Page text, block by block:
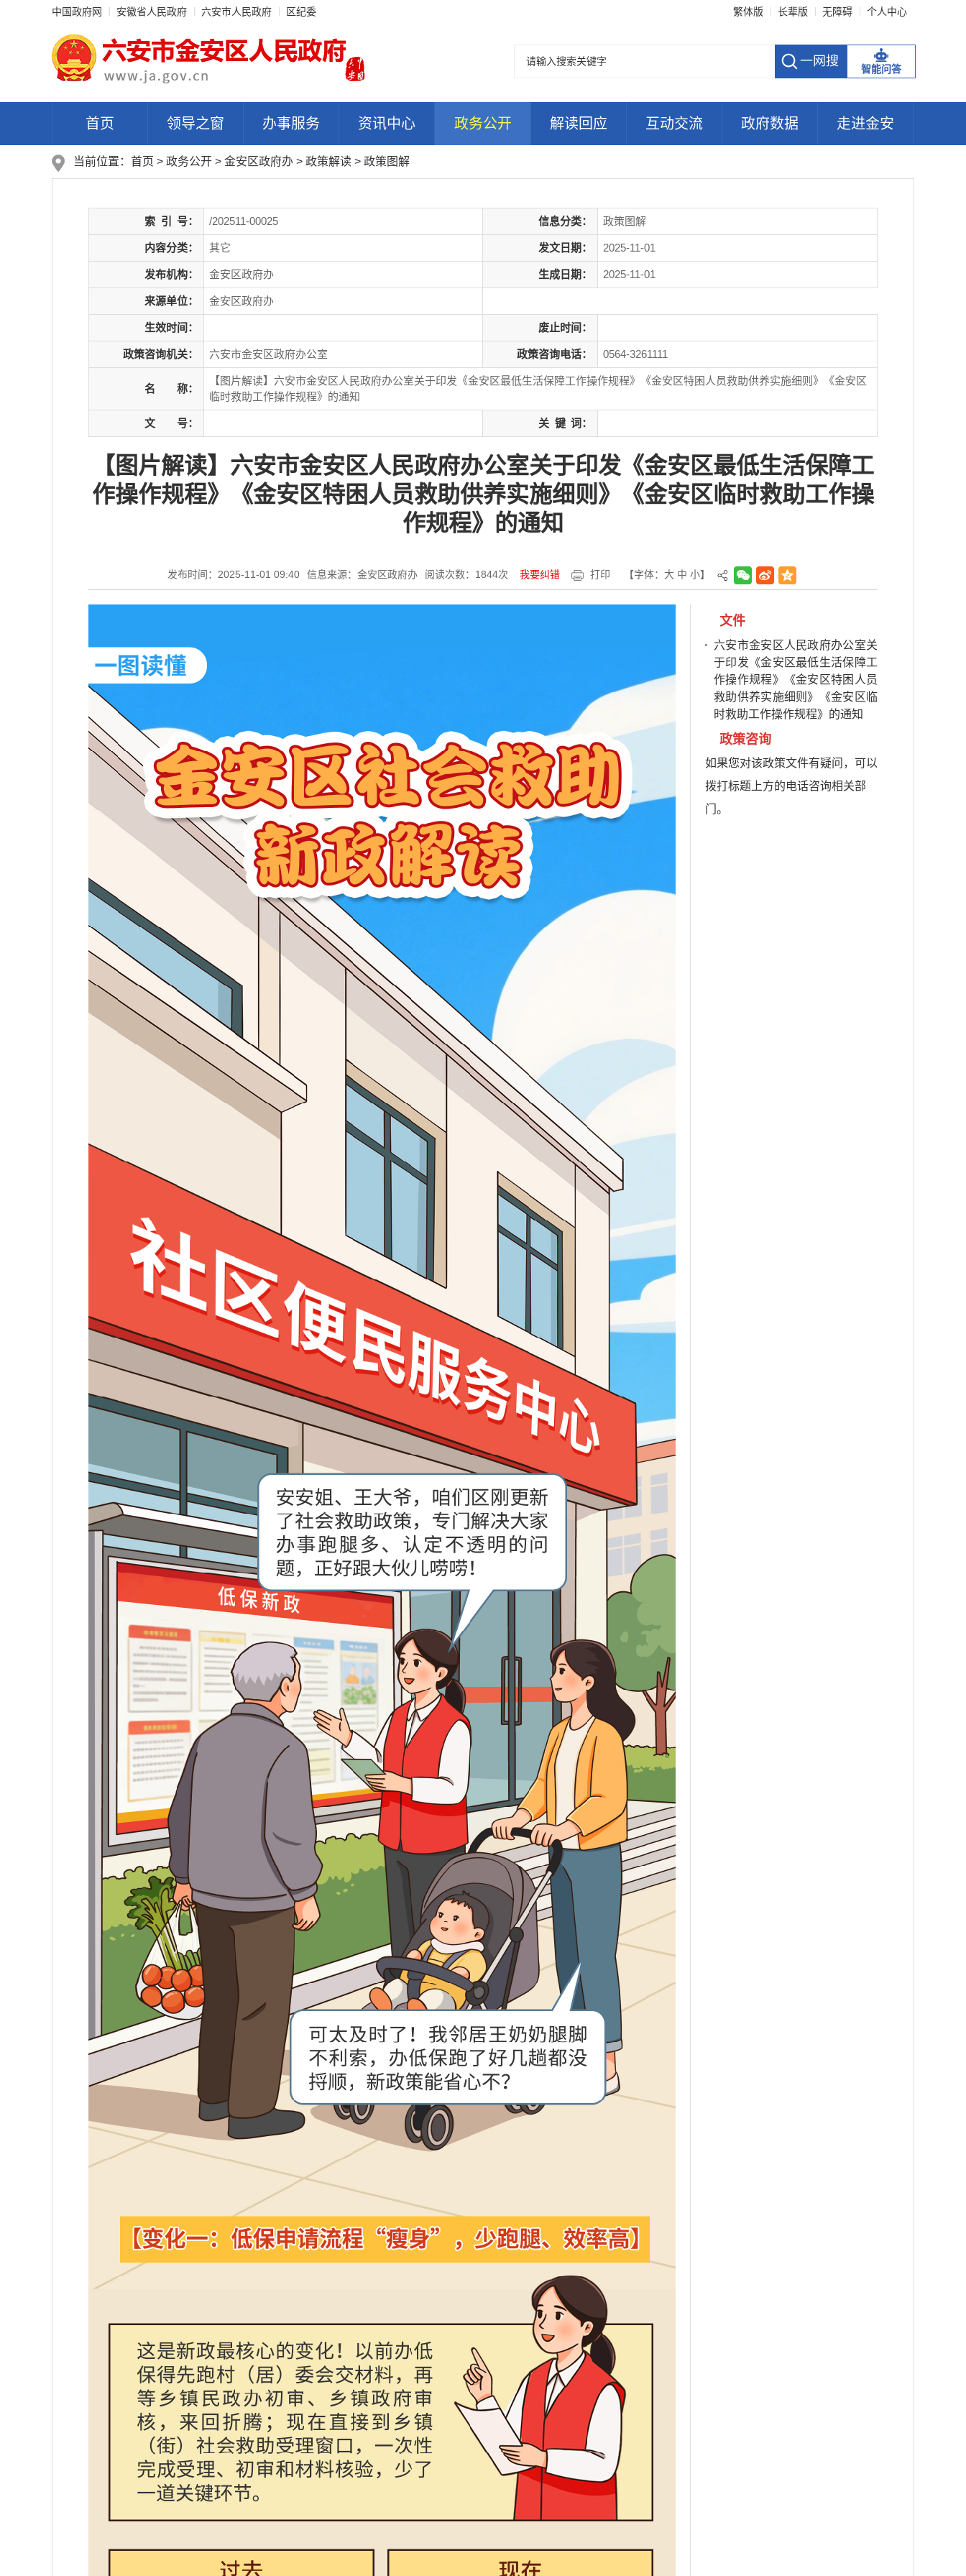
中国政府网 安徽省人民政府 六安市人民政府 区纪委 繁体版 长辈版 无障碍 个人中心
智能问答
首页 领导之窗 办事服务 资讯中心 政务公开 解读回应 互动交流 政府数据 走进金安
当前位置： 首页 > 政务公开 > 金安区政府办 > 政策解读 > 政策图解
索 引 号： /202511-00025 信息分类： 政策图解
内容分类： 其它 发文日期： 2025-11-01
发布机构： 金安区政府办 生成日期： 2025-11-01
来源单位： 金安区政府办
生效时间： 废止时间：
政策咨询机关： 六安市金安区政府办公室 政策咨询电话： 0564-3261111
名 称：
【图片解读】六安市金安区人民政府办公室关于印发《金安区最低生活保障工作操作规程》《金安区特困人员救助供养实施细则》《金安区
临时救助工作操作规程》的通知
文 号： 关 键 词：
【图片解读】六安市金安区人民政府办公室关于印发《金安区最低生活保障工
作操作规程》《金安区特困人员救助供养实施细则》《金安区临时救助工作操
作规程》的通知
发布时间：2025-11-01 09:40 信息来源：金安区政府办 阅读次数： 1844次 我要纠错 打印 【字体： 大 中 小】
文件
六安市金安区人民政府办公室关
于印发《金安区最低生活保障工
作操作规程》《金安区特困人员
救助供养实施细则》《金安区临
时救助工作操作规程》的通知
政策咨询
如果您对该政策文件有疑问，可以
拨打标题上方的电话咨询相关部
门。